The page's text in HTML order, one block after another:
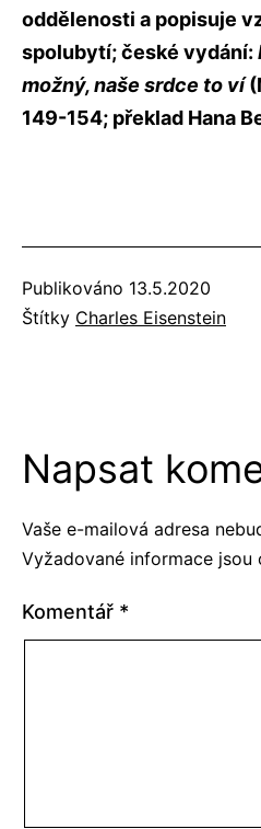
oddělenosti a popisuje
spolubytí; české vydání:
možný, naše srdce to ví
149-154; překlad Hana
Publikováno 13.5.2020
Štítky Charles Eisenstein
Napsat
Vaše e-mailová adresa
Vyžadované informace jsou
Komentář *